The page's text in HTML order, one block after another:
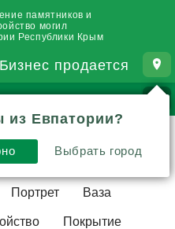
памятников и
могил
Республики Крым
Бизнес продается
ПОИСК
3D модель
Портрет Ваза
Покрытие
из Евпатории?
Выбрать город